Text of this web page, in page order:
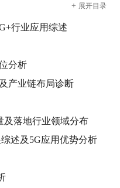
+ 展开目录
行业应用综述
分析
产业链布局诊断
及落地行业领域分布
述及5G应用优势分析